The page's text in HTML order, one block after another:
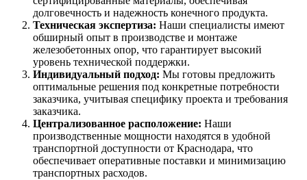
долговечность и надежность конечного продукта.
Техническая экспертиза: Наши специалисты имеют
обширный опыт в производстве и монтаже
железобетонных опор, что гарантирует высокий
уровень технической поддержки.
Индивидуальный подход: Мы готовы предложить
оптимальные решения под конкретные потребности
заказчика, учитывая специфику проекта и требования
заказчика.
Централизованное расположение: Наши
производственные мощности находятся в удобной
транспортной доступности от Краснодара, что
обеспечивает оперативные поставки и минимизацию
транспортных расходов.